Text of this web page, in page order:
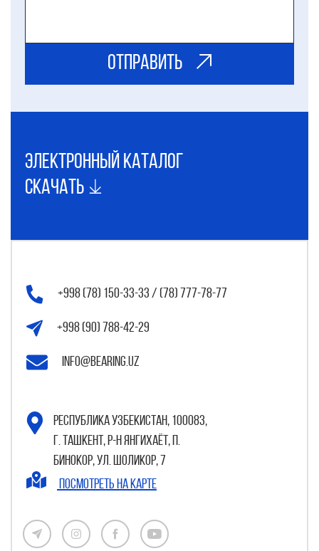
ОТправить
электронный каталог
Скачать
+998 (78) 150-33-33 / (78) 777-78-77
+998 (90) 788-42-29
info@bearing.uz
Республика Узбекистан, 100083,
г. Ташкент, р-н Янгихаёт, п.
Бинокор, ул. Шоликор, 7
Посмотреть на карте